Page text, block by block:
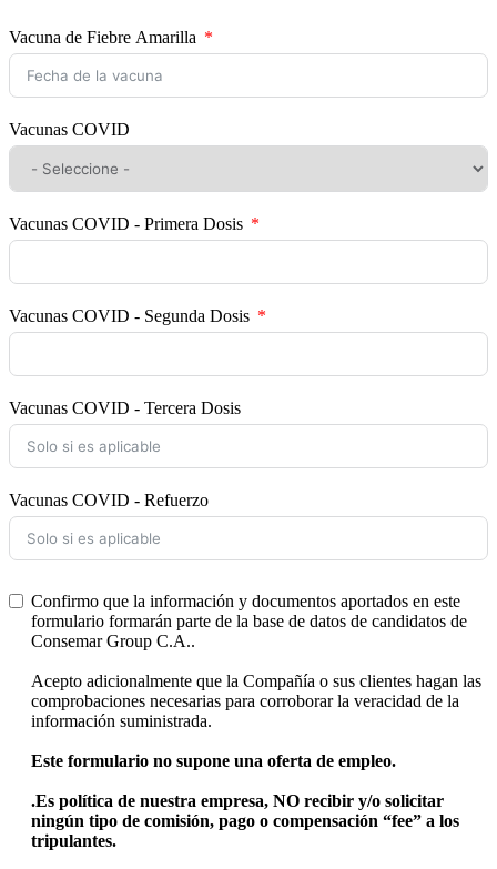
Vacuna de Fiebre Amarilla
Vacunas COVID
Vacunas COVID - Primera Dosis
Vacunas COVID - Segunda Dosis
Vacunas COVID - Tercera Dosis
Vacunas COVID - Refuerzo
Confirmo que la información y documentos aportados en este
formulario formarán parte de la base de datos de candidatos de
Consemar Group C.A..
Acepto adicionalmente que la Compañía o sus clientes hagan las
comprobaciones necesarias para corroborar la veracidad de la
información suministrada.
Este formulario no supone una oferta de empleo.
.Es política de nuestra empresa, NO recibir y/o solicitar
ningún tipo de comisión, pago o compensación “fee” a los
tripulantes.